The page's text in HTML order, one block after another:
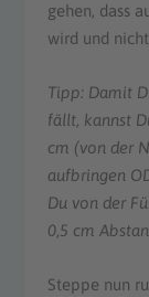
gehen, dass
wird und
Tipp: Damit
fällt, kannst
cm (von der
aufbringen
Du von der
0,5 cm
Steppe nun